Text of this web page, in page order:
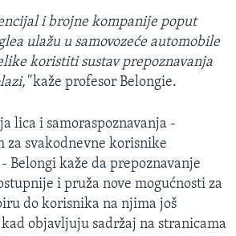
i brojne kompanije poput
ulažu u samovozeće automobile
koristiti sustav prepoznavanja
kaže profesor Belongie.
lica i samoraspoznavanja -
svakodnevne korisnike
Belongi kaže da prepoznavanje
i pruža nove mogućnosti za
do korisnika na njima još
objavljuju sadržaj na stranicama